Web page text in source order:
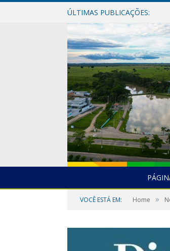
ÚLTIMAS PUBLICAÇÕES:
VOCÊ ESTÁ EM: Home »